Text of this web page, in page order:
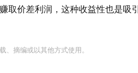
取价差利润，这种收益性也是吸
、摘编或以其他方式使用。